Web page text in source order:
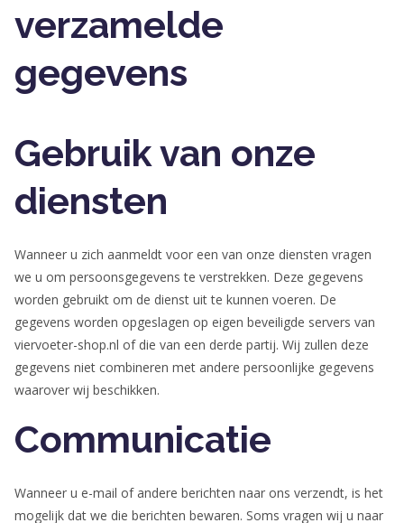
verzamelde
gegevens
Gebruik van onze
diensten
Wanneer u zich aanmeldt voor een van onze diensten vragen
we u om persoonsgegevens te verstrekken. Deze gegevens
worden gebruikt om de dienst uit te kunnen voeren. De
gegevens worden opgeslagen op eigen beveiligde servers van
viervoeter-shop.nl of die van een derde partij. Wij zullen deze
gegevens niet combineren met andere persoonlijke gegevens
waarover wij beschikken.
Communicatie
Wanneer u e-mail of andere berichten naar ons verzendt, is het
mogelijk dat we die berichten bewaren. Soms vragen wij u naar